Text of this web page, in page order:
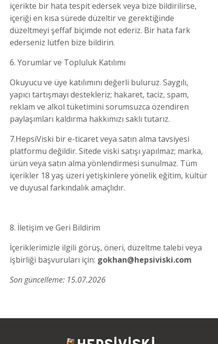
içerikte bir hata tespit edersek veya bize bildirilirse,
içeriği en kısa sürede düzeltir ve gerektiğinde
düzeltmeyi şeffaf biçimde not ederiz. Bir hata fark
ederseniz lütfen bize bildirin.
6. Yorumlar ve Topluluk Katılımı
Okuyucu ve üye katılımını değerli buluruz. Saygılı,
yapıcı tartışmayı destekleriz; hakaret, taciz, spam,
reklam ve alkol tüketimini sorumsuzca özendiren
paylaşımları kaldırma hakkımızı saklı tutarız.
7.HepsiViski bir e-ticaret veya satın alma tavsiyesi
platformu değildir. Sitede viski satışı yapılmaz; marka,
ürün veya satın alma yönlendirmesi sunulmaz. Tüm
içerikler 18 yaş üzeri yetişkinlere yönelik eğitim, kültür
ve duyusal farkındalık amaçlıdır.
8. İletişim ve Geri Bildirim
İçeriklerimizle ilgili görüş, öneri, düzeltme talebi veya
işbirliği başvuruları için: gokhan@hepsiviski.com
Son güncelleme: 15.07.2026